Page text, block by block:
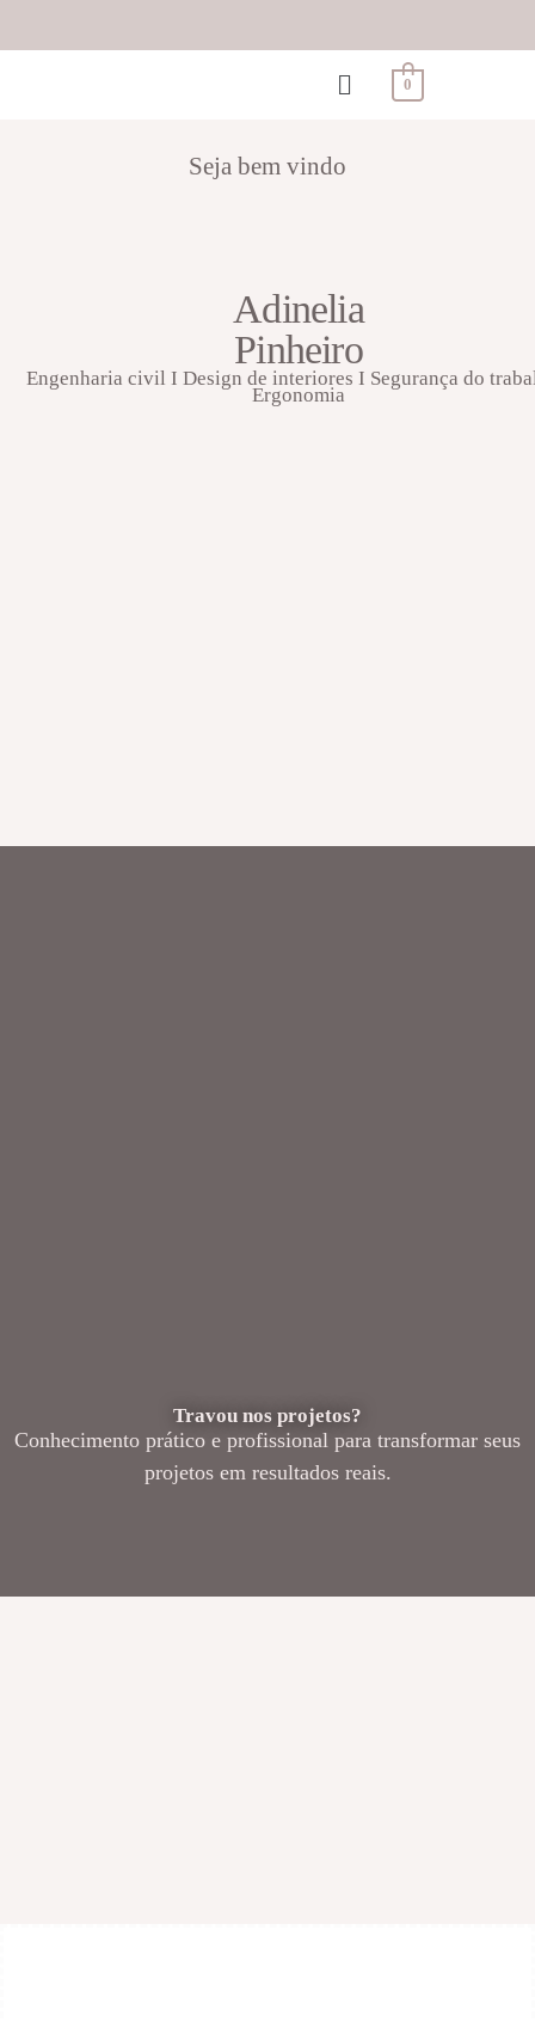
0
Seja bem vindo
Adinelia
Pinheiro
Engenharia civil I Design de interiores I Segurança do
Ergonomia
Travou nos projetos?
Conhecimento prático e profissional para transformar seus
projetos em resultados reais.